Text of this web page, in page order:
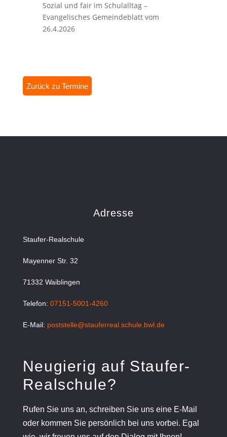
Sozial und fair im Schulalltag –
Evangelisches Gemeindeblatt vom
26.4.2026
Zurück zu Termine
Adresse
Staufer-Realschule
Mayenner Str. 32
71332 Waiblingen
Telefon: 07151-5001-4260
E-Mail: poststelle@stauferreal.schule.bwl.de
Neugierig auf Staufer-
Realschule?
Rufen Sie uns an, schreiben Sie uns eine E-Mail
oder kommen Sie persönlich bei uns vorbei. Egal